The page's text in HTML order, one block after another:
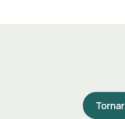
Tornar